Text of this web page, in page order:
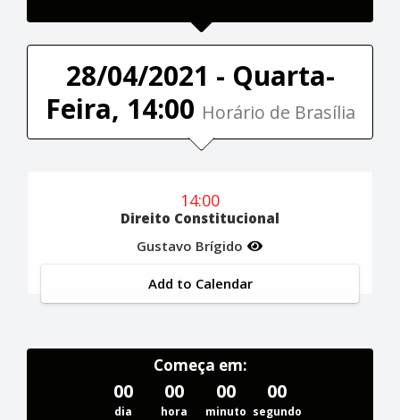
28/04/2021 - Quarta-
Feira, 14:00 Horário de Brasília
14:00
Direito Constitucional
Gustavo Brígido
Add to Calendar
Começa em:
00
dia
00
hora
00
minuto
00
segundo